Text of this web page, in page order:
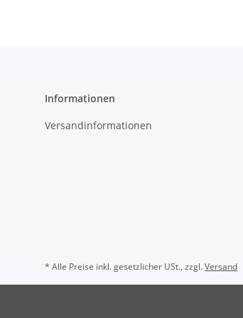
Informationen
Versandinformationen
* Alle Preise inkl. gesetzlicher USt., zzgl.Versand